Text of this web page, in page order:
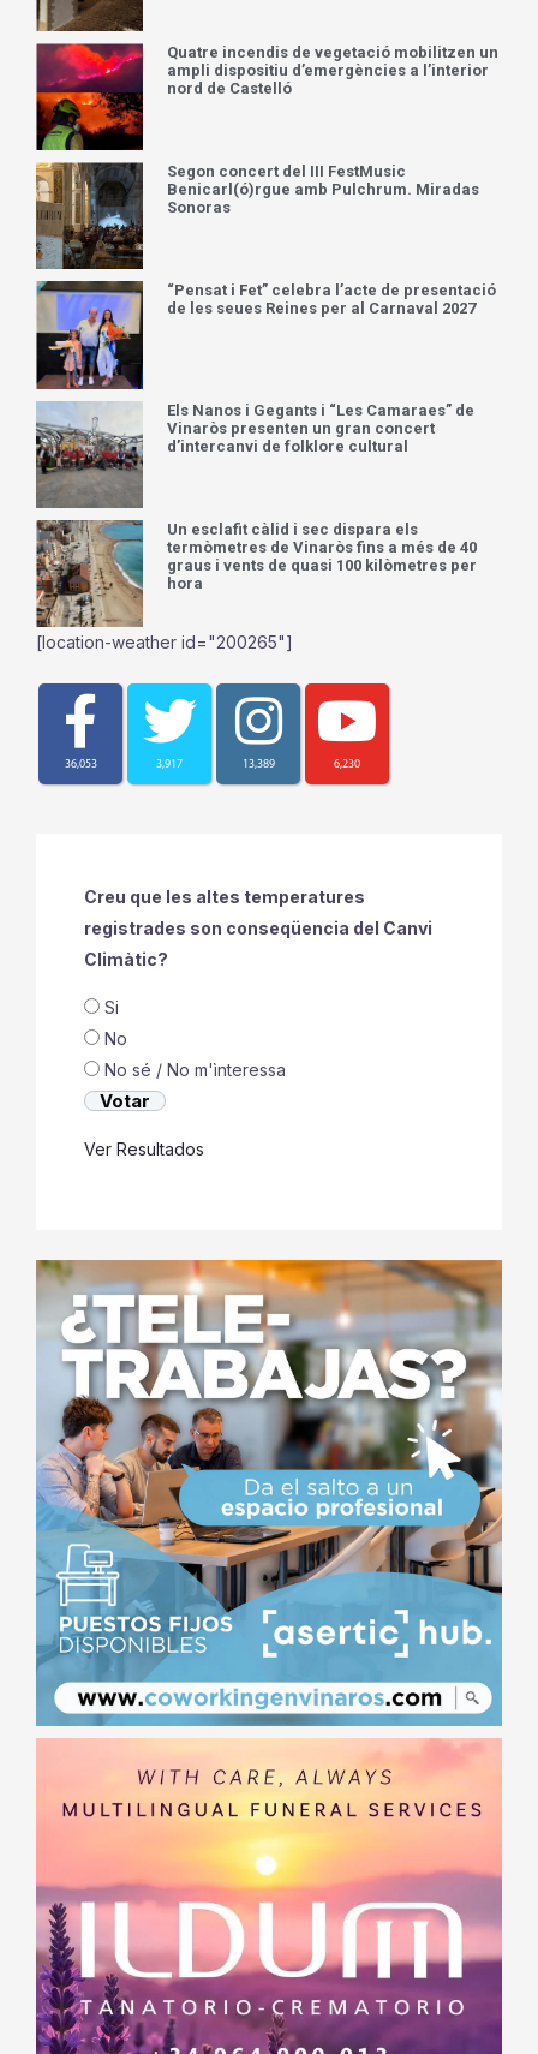
Quatre incendis de vegetació mobilitzen un
ampli dispositiu d’emergències a l’interior
nord de Castelló
Segon concert del III FestMusic
Benicarl(ó)rgue amb Pulchrum. Miradas
Sonoras
“Pensat i Fet” celebra l’acte de presentació
de les seues Reines per al Carnaval 2027
Els Nanos i Gegants i “Les Camaraes” de
Vinaròs presenten un gran concert
d’intercanvi de folklore cultural
Un esclafit càlid i sec dispara els
termòmetres de Vinaròs fins a més de 40
graus i vents de quasi 100 kilòmetres per
hora
[location-weather id="200265"]
36,053 3,917 13,389 6,230
Creu que les altes temperatures
registrades son conseqüencia del Canvi
Climàtic?
Si
No
No sé / No m'ìnteressa
Ver Resultados